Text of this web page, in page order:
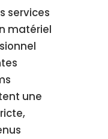
services
matériel
une